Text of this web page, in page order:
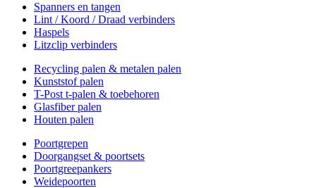
Spanners en tangen
Lint / Koord / Draad verbinders
Haspels
Litzclip verbinders
Recycling palen & metalen palen
Kunststof palen
T-Post t-palen & toebehoren
Glasfiber palen
Houten palen
Poortgrepen
Doorgangset & poortsets
Poortgreepankers
Weidepoorten